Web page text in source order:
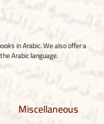
in Arabic. We also offer a
Arabic language.
Miscellaneous